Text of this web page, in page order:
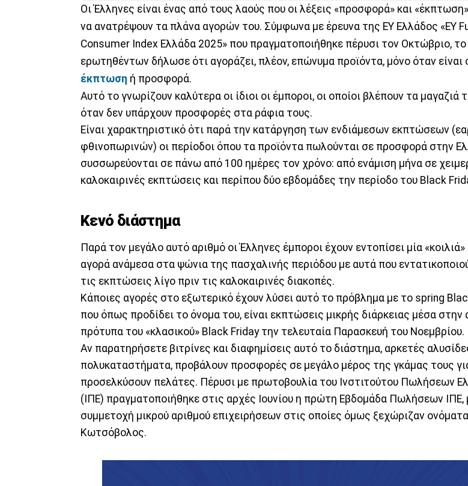
Οι Έλληνες είναι ένας από τους λαούς που οι λέξεις «προσφορά» και
να ανατρέψουν τα πλάνα αγορών του. Σύμφωνα με έρευνα της EY Ελλάδος «ΕΥ
Consumer Index Ελλάδα 2025» που πραγματοποιήθηκε πέρυσι τον Οκτώβριο,
ερωτηθέντων δήλωσε ότι αγοράζει, πλέον, επώνυμα προϊόντα, μόνο όταν είναι
έκπτωση ή προσφορά.
Αυτό το γνωρίζουν καλύτερα οι ίδιοι οι έμποροι, οι οποίοι βλέπουν τα μαγαζιά
όταν δεν υπάρχουν προσφορές στα ράφια τους.
Είναι χαρακτηριστικό ότι παρά την κατάργηση των ενδιάμεσων εκπτώσεων
φθινοπωρινών) οι περίοδοι όπου τα προϊόντα πωλούνται σε προσφορά στην
συσσωρεύονται σε πάνω από 100 ημέρες τον χρόνο: από ενάμιση μήνα σε
καλοκαιρινές εκπτώσεις και περίπου δύο εβδομάδες την περίοδο του Black
Κενό διάστημα
Παρά τον μεγάλο αυτό αριθμό οι Έλληνες έμποροι έχουν εντοπίσει μία «κοιλιά»
αγορά ανάμεσα στα ψώνια της πασχαλινής περιόδου με αυτά που
τις εκπτώσεις λίγο πριν τις καλοκαιρινές διακοπές.
Κάποιες αγορές στο εξωτερικό έχουν λύσει αυτό το πρόβλημα με το spring
που όπως προδίδει το όνομα του, είναι εκπτώσεις μικρής διάρκειας μέσα στην
πρότυπα του «κλασικού» Black Friday την τελευταία Παρασκευή του Νοεμβρίου.
Αν παρατηρήσετε βιτρίνες και διαφημίσεις αυτό το διάστημα, αρκετές
πολυκαταστήματα, προβάλουν προσφορές σε μεγάλο μέρος της γκάμας τους
προσελκύσουν πελάτες. Πέρυσι με πρωτοβουλία του Ινστιτούτου Πωλήσεων
(ΙΠΕ) πραγματοποιήθηκε στις αρχές Ιουνίου η πρώτη Εβδομάδα Πωλήσεων ΙΠΕ,
συμμετοχή μικρού αριθμού επιχειρήσεων στις οποίες όμως ξεχώριζαν
Κωτσόβολος.